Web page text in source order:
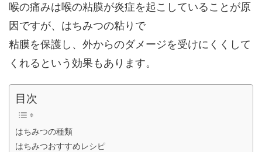
喉の痛みは喉の粘膜が炎症を起こしていることが原
因ですが、はちみつの粘りで
粘膜を保護し、外からのダメージを受けにくくして
くれるという効果もあります。
目次
はちみつの種類
はちみつおすすめレシピ